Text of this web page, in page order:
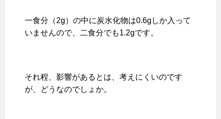
一食分（2g）の中に炭水化物は0.6gしか入って
いませんので、二食分でも1.2gです。
それ程、影響があるとは、考えにくいのです
が、どうなのでしょか。